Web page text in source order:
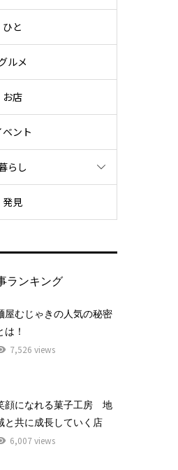
ひと
ルメ
お店
ベント
らし
発見
ランキング
屋むじゃきの人気の秘密
は！
7,526 views
顔になれる菓子工房 地
と共に成長していく店
6,007 views